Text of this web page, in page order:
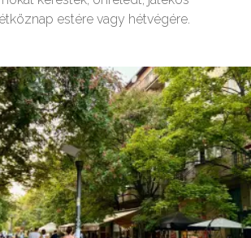
estére vagy hétvégére.